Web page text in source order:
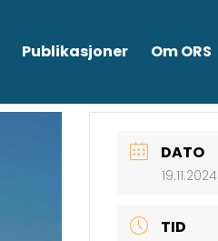
Publikasjoner Om ORS
DATO
19.11.2024
TID